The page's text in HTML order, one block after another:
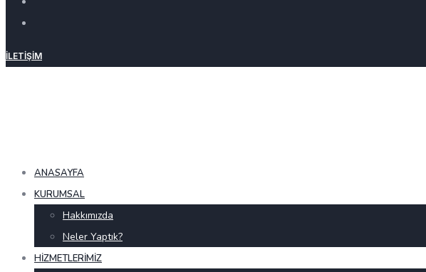
İLETIŞIM
ANASAYFA
KURUMSAL
Hakkımızda
Neler Yaptık?
HIZMETLERIMIZ